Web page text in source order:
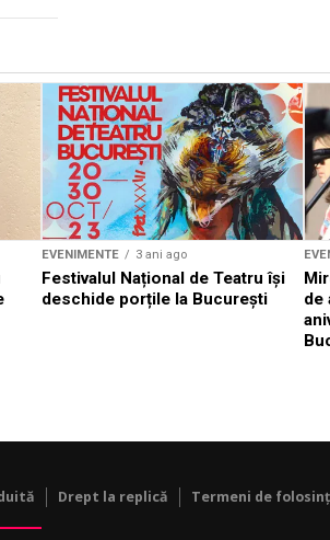
EVENIMENTE 3 ani ago
Festivalul Național de Teatru își
deschide porțile la București
de
Drept la replică Termeni de